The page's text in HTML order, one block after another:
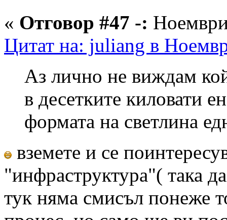
« Отговор #47 -:
Цитат на: juliang в
Аз лично не виждам
в десетките киловати
формата на светлина
вземете и се
"инфраструктура"( така
тук няма смисъл понеже